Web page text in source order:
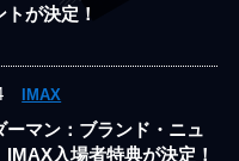
が決定！
IMAX
ーマン：ブランド・ニュ
IMAX入場者特典が決定！